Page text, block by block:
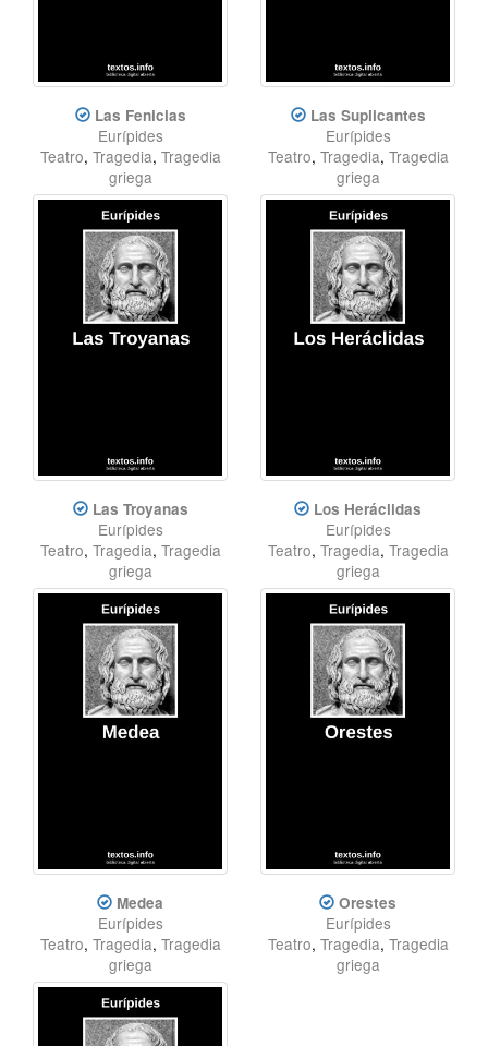
Las Fenicias
Eurípides
Teatro, Tragedia, Tragedia
griega
Las Suplicantes
Eurípides
Teatro, Tragedia, Tragedia
griega
Las Troyanas
Eurípides
Teatro, Tragedia, Tragedia
griega
Los Heráclidas
Eurípides
Teatro, Tragedia, Tragedia
griega
Medea
Eurípides
Teatro, Tragedia, Tragedia
griega
Orestes
Eurípides
Teatro, Tragedia, Tragedia
griega